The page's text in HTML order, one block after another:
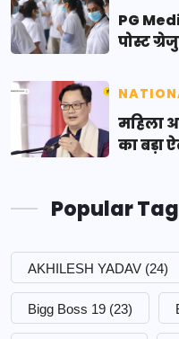
PG
पोस्ट
महिला
का बड़ा
Popular Tag
AKHILESH YADAV (24)
Bigg Boss 19 (23)